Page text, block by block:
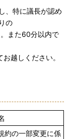
、特に議長が認め
の
また60分以内で
越しください。
約の一部変更に係